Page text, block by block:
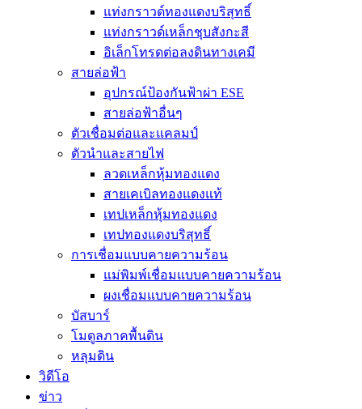
แท่งกราวด์ทองแดงบริสุทธิ์
แท่งกราวด์เหล็กชุบสังกะสี
อิเล็กโทรดต่อลงดินทางเคมี
สายล่อฟ้า
อุปกรณ์ป้องกันฟ้าผ่า ESE
สายล่อฟ้าอื่นๆ
ตัวเชื่อมต่อและแคลมป์
ตัวนำและสายไฟ
ลวดเหล็กหุ้มทองแดง
สายเคเบิลทองแดงแท้
เทปเหล็กหุ้มทองแดง
เทปทองแดงบริสุทธิ์
การเชื่อมแบบคายความร้อน
แม่พิมพ์เชื่อมแบบคายความร้อน
ผงเชื่อมแบบคายความร้อน
บัสบาร์
โมดูลภาคพื้นดิน
หลุมดิน
วิดีโอ
ข่าว